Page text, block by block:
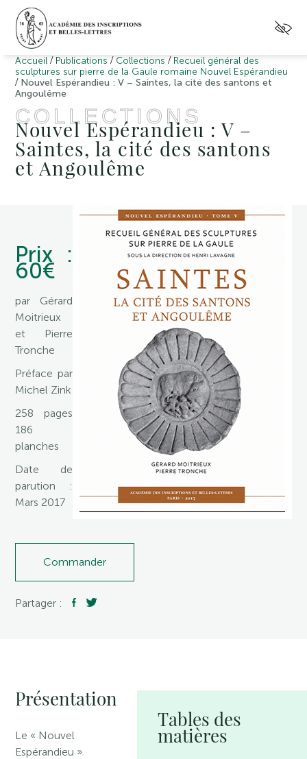
Accueil / Publications / Collections / Recueil général des
sculptures sur pierre de la Gaule romaine Nouvel Espérandieu
/ Nouvel Espérandieu : V – Saintes, la cité des santons et
Angoulême
COLLECTIONS
Nouvel Espérandieu : V –
Saintes, la cité des santons
et Angoulême
Prix :
60€
par Gérard
Moitrieux
et Pierre
Tronche
Préface par
Michel Zink
258 pages
186
planches
Date de
parution :
Mars 2017
Commander
Partager :
Présentation
Le « Nouvel
Espérandieu »
Tables des
matières